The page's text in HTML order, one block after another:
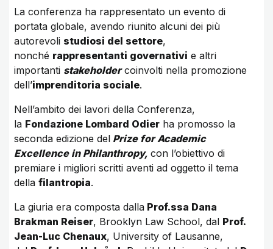
La conferenza ha rappresentato un evento di
portata globale, avendo riunito alcuni dei più
autorevoli studiosi del settore,
nonché rappresentanti governativi e altri
importanti stakeholdercoinvolti nella promozione
dell’imprenditoria sociale.
Nell’ambito dei lavori della Conferenza,
la Fondazione Lombard Odier ha promosso la
seconda edizione del Prize for Academic
Excellence in Philanthropy, con l’obiettivo di
premiare i migliori scritti aventi ad oggetto il tema
della filantropia.
La giuria era composta dalla Prof.ssa Dana
Brakman Reiser, Brooklyn Law School, dal Prof.
Jean-Luc Chenaux, University of Lausanne,